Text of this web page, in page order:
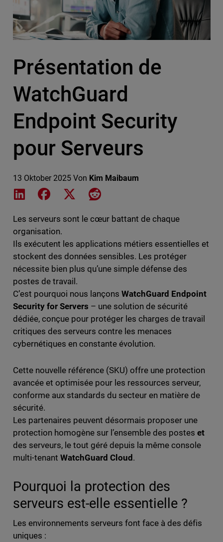
Présentation de
WatchGuard
Endpoint Security
pour Serveurs
13 Oktober 2025 Von Kim Maibaum
Share on LinkedIn
Share on Facebook
Share on XShare on Reddit
Les serveurs sont le cœur battant de chaque
organisation.
Ils exécutent les applications métiers essentielles et
stockent des données sensibles. Les protéger
nécessite bien plus qu’une simple défense des
postes de travail.
C’est pourquoi nous lançons WatchGuard Endpoint
Security for Servers – une solution de sécurité
dédiée, conçue pour protéger les charges de travail
critiques des serveurs contre les menaces
cybernétiques en constante évolution.
Cette nouvelle référence (SKU) offre une protection
avancée et optimisée pour les ressources serveur,
conforme aux standards du secteur en matière de
sécurité.
Les partenaires peuvent désormais proposer une
protection homogène sur l’ensemble des posteset
des serveurs, le tout géré depuis la même console
multi-tenant WatchGuard Cloud.
Pourquoi la protection des
serveurs est-elle essentielle ?
Les environnements serveurs font face à des défis
uniques :